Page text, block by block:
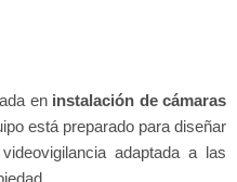
en instalación de cámaras
está preparado para diseñar
adaptada a las